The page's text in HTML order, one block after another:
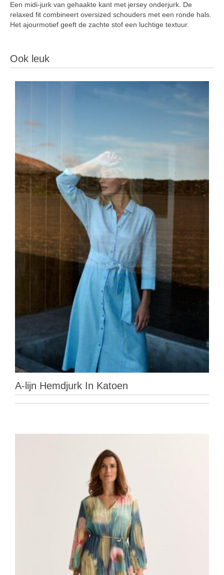
Een midi-jurk van gehaakte kant met jersey onderjurk. De
relaxed fit combineert oversized schouders met een ronde hals.
Het ajourmotief geeft de zachte stof een luchtige textuur.
Ook leuk
A-lijn Hemdjurk In Katoen